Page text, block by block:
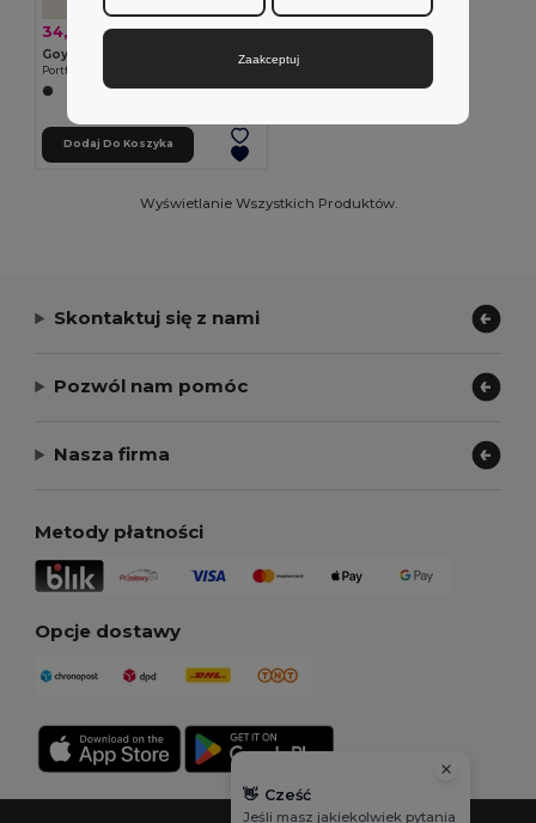
34,70 zł53,98 zł -36%
Goya 39507
Dodaj Do Koszyka
Wyświetlanie Wszystkich Produktów.
Skontaktuj się z nami
Pozwól nam pomóc
Nasza firma
Metody płatności
Opcje dostawy
Zaakceptuj
👋 Cześć
Jeśli masz jakiekolwiek pytania